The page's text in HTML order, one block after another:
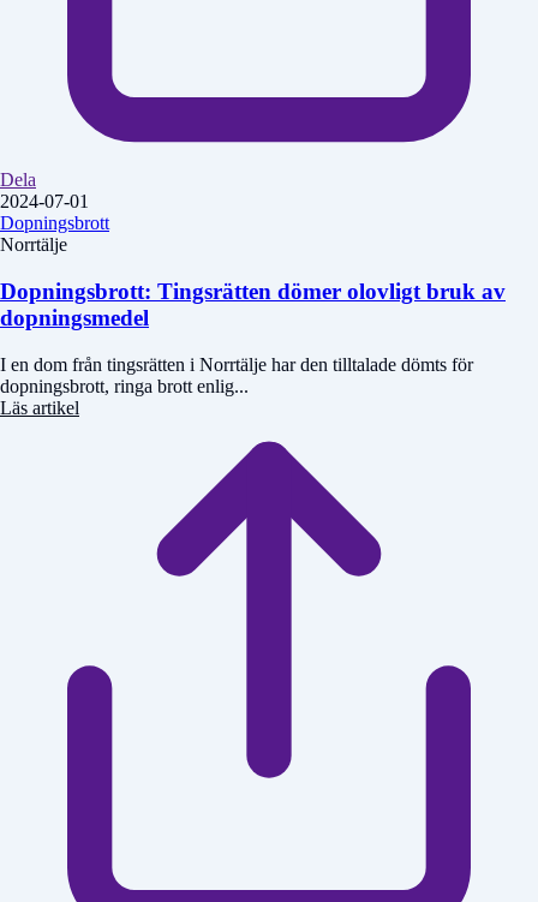
Dela
2024-07-01
Dopningsbrott
Norrtälje
Dopningsbrott: Tingsrätten dömer olovligt bruk av
dopningsmedel
I en dom från tingsrätten i Norrtälje har den tilltalade dömts för
dopningsbrott, ringa brott enlig...
Läs artikel